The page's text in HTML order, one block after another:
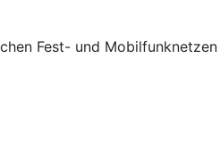
Fest- und Mobilfunknetzen